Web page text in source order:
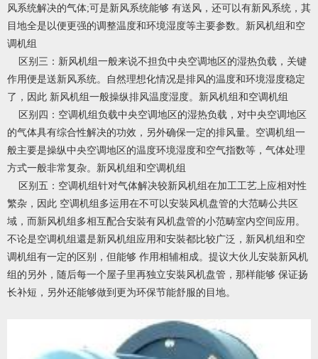
风系统解决的气体;可是新风系统能够 有送风，还可以有新风系统，其
目地全是以便更强的调整温度和环境湿度等主要参数。新风机组和空
调机组
区别三：新风机组一般来说不担负中央空调地区的湿热负载，关键
作用便是送新风系统。自然理想化情况是排风的温度和环境湿度稳定
了，因此 新风机组一般操纵排风温度湿度。新风机组和空调机组
区别四：空调机组负载中央空调地区的湿热负载，对中央空调地区
的气体具有综合性解决的功效，另外确保一定的排风量。空调机组一
般主要是操纵中央空调地区的温度环境湿度和空气指数等，气体处理
方式一般非常复杂。新风机组和空调机组
区别五：空调机组针对气体解决较新风机组在加工工艺上应相对性
繁杂，因此 空调机组多运用在不可以安裝风机盘管的大范畴公共区
域，而新风机组多相互配合安裝有风机盘管的小范畴室内空间应用。
不论是空调机组還是新风机组应用和安裝都比较广泛，新风机组和空
调机组有一定的区别，但能够 作用相辅相成。提议大伙儿安裝新风机
组的另外，随后每一个屋子里再独立安裝风机盘管，那样能够 保证扬
长补短，另外还能够做到更为环保节能舒服的目地。